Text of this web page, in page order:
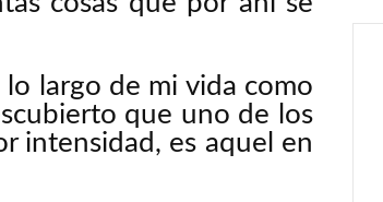
largo de mi vida como
que uno de los
intensidad, es aquel en